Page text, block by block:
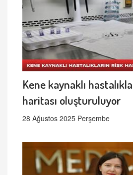
Kene kaynaklı
haritası oluşturuluyor
28 Ağustos 2025 Perşembe